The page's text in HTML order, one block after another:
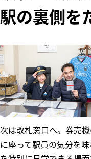
駅の裏側を
次は改札窓口へ。券売
に座って駅員の気分を